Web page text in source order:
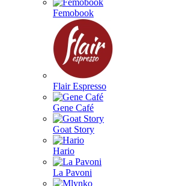
Femobook
Flair Espresso
Gene Café
Goat Story
Hario
La Pavoni